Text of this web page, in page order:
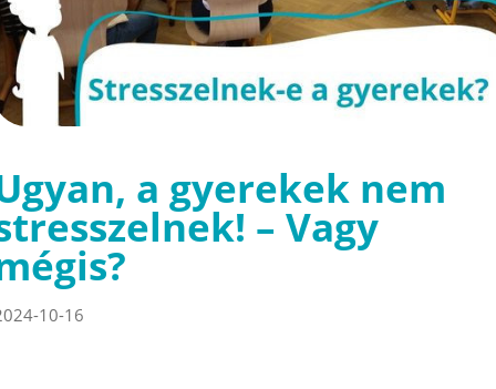
a gyerekek nem
– Vagy
10-16